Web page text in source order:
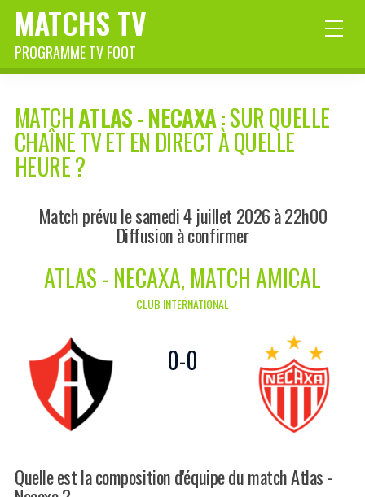
MATCHS TV
PROGRAMME TV FOOT
MATCHATLAS-NECAXA: SUR QUELLE
CHAÎNE TV ET EN DIRECT À QUELLE
HEURE ?
Match prévu le samedi 4 juillet 2026 à 22h00
Diffusion à confirmer
ATLAS - NECAXA, MATCH AMICAL
CLUB INTERNATIONAL
0-0
Quelle est la composition d'équipe du match Atlas -